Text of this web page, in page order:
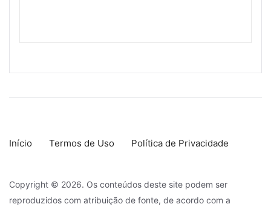
Início Termos de Uso Política de Privacidade
Copyright © 2026. Os conteúdos deste site podem ser
reproduzidos com atribuição de fonte, de acordo com a